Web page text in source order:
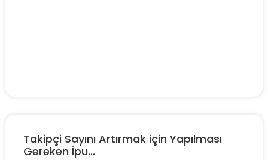
Takipçi Sayını Artırmak için Yapılması
Gereken İpu...